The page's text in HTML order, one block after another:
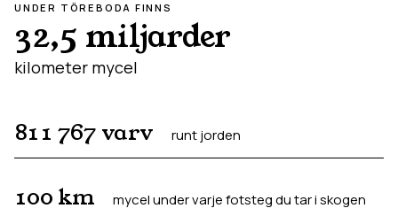
UNDER TÖREBODA FINNS
32,5 miljarder
kilometer mycel
811 767 varv runt jorden
100 km mycel under varje fotsteg du tar i skogen